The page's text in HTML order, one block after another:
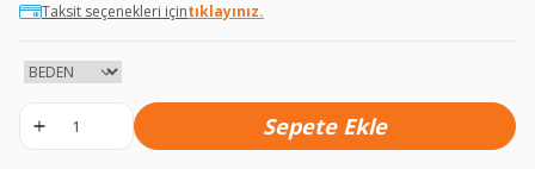
Taksit seçenekleri içintıklayınız.
Sepete Ekle